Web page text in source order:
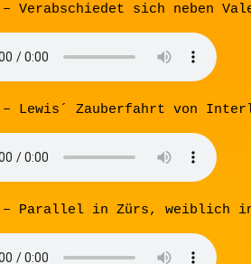
Verabschiedet sich neben
Lewis´ Zauberfahrt von
– Parallel in Zürs, weiblich